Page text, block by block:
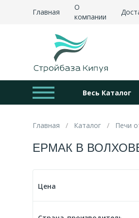
Главная
О
компании
Весь Каталог
Главная Каталог Печи
ЕРМАК В
Цена